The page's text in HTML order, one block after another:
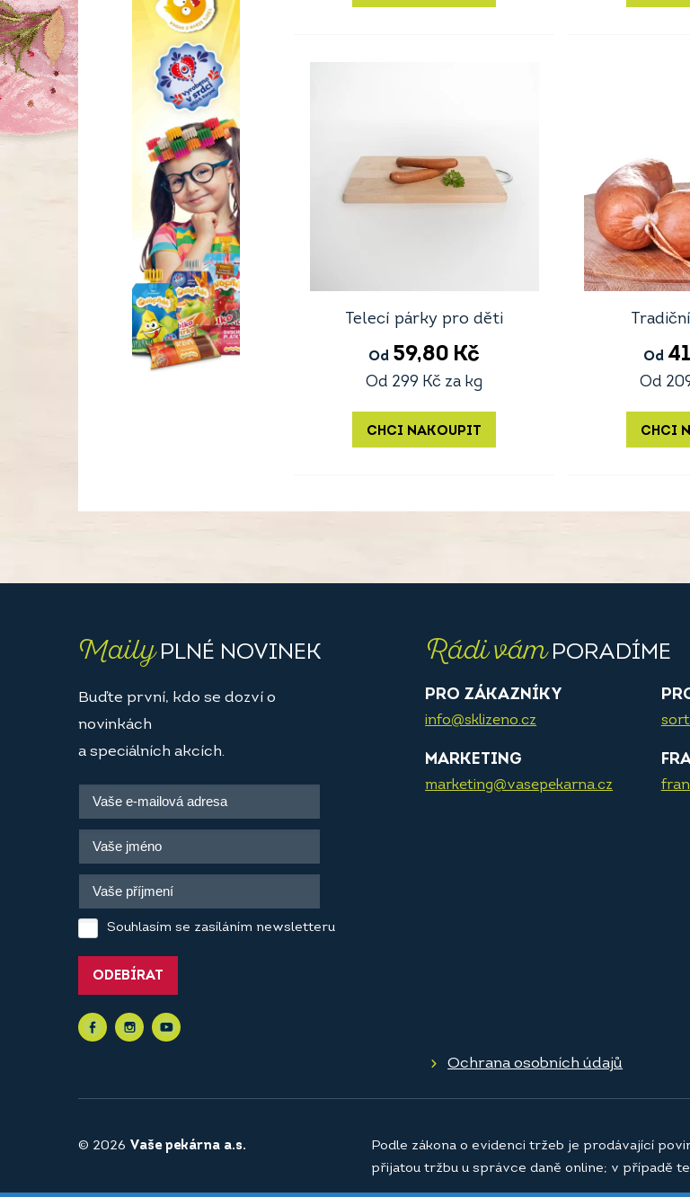
Telecí párky pro děti
Od 59,80 Kč
Od 299 Kč za kg
CHCI NAKOUPIT
Od
Od
CHCI
MailyPLNÉ NOVINEK
Buďte první, kdo se dozví o
novinkách
a speciálních akcích.
Souhlasím se zasíláním newsletteru
ODEBÍRAT
Rádi vámPORADÍME
PRO ZÁKAZNÍKY
info@sklizeno.cz
MARKETING
marketing@vasepekarna.cz
Ochrana osobních údajů
© 2026 Vaše pekárna a.s.
Podle zákona o evidenci tržeb je prodávající
přijatou tržbu u správce daně online; v případě